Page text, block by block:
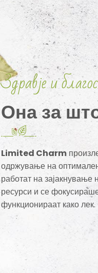
Здравје и
Она за
Limited Charm
одржување на
работат на зајакнување
ресурси и се
функционираат како лек.